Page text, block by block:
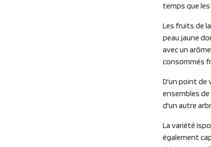
temps que
Les fruits de
peau jaune
avec un
consommés
D'un point de
ensembles
d'un autre
La variété
également